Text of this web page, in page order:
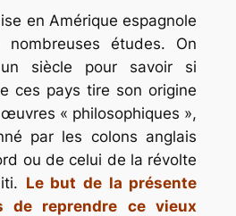
en Amérique espagnole
études. On
siècle pour savoir si
ces pays tire son origine
« philosophiques »,
par les colons anglais
ou de celui de la révolte
Le but de la présente
de reprendre ce vieux